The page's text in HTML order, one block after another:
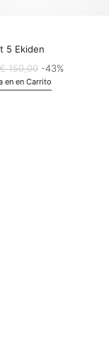
5 Ekiden
€ 150,00 -43%
en en Carrito